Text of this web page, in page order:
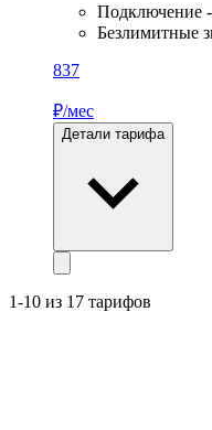
Подключение
Безлимитные
837
₽/мес
Детали тарифа
1-10 из 17 тарифов